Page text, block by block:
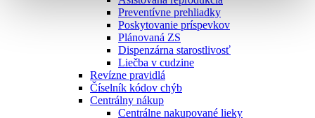
Preventívne prehliadky
Poskytovanie príspevkov
Plánovaná ZS
Dispenzárna starostlivosť
Liečba v cudzine
Revízne pravidlá
Číselník kódov chýb
Centrálny nákup
Centrálne nakupované lieky